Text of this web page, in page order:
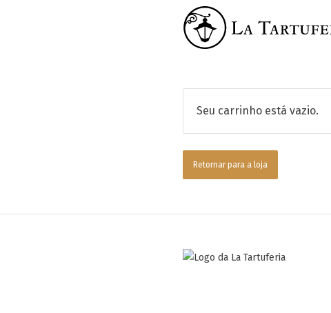
La Tartuferia
Seu carrinho está vazio.
Retornar para a loja